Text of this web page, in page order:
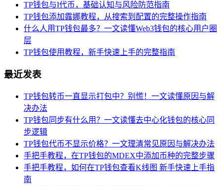
TP钱包与I代币，基础认知与风险防范指南
TP钱包添加露娜教程，从搜索到配置的完整操作指南
什么人用TP钱包最多？一文读懂Web3钱包的核心用户圈
层
TP钱包使用教程，新手快速上手的完整指南
最近发表
TP钱包转币一直显示打包中？别慌！一文读懂原因与解
决办法
TP钱包同步有什么用？一文读懂去中心化钱包的核心同
步逻辑
TP钱包代币不显示价格？一文理清常见原因与解决办法
手把手教程，在TP钱包的MDEX中添加币种的完整步骤
手把手教程，如何在TP钱包查看K线图 新手快速上手指
南